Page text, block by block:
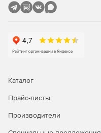
Каталог
Прайс-листы
Производители